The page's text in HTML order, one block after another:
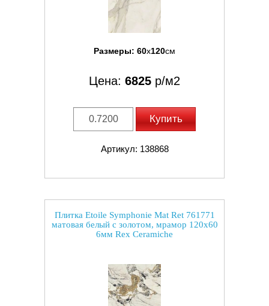
Размеры: 60x120см
Цена: 6825 р/м2
Купить
Артикул: 138868
Плитка Etoile Symphonie Mat Ret 761771
матовая белый с золотом, мрамор 120x60
6мм Rex Ceramiche